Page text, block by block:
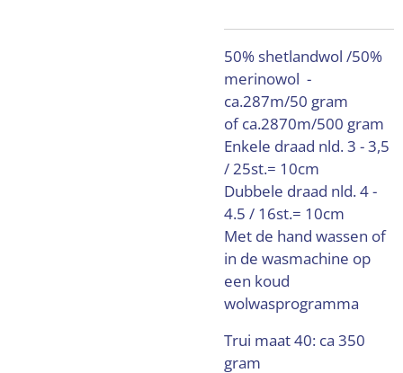
50% shetlandwol /50%
merinowol -
ca.287m/50 gram
of ca.2870m/500 gram
Enkele draad nld. 3 - 3,5
/ 25st.= 10cm
Dubbele draad nld. 4 -
4.5 / 16st.= 10cm
Met de hand wassen of
in de wasmachine op
een koud
wolwasprogramma
Trui maat 40: ca 350
gram